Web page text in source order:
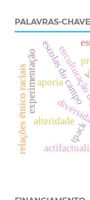
PALAVRAS-CHAVE
tpack
alteridade
relações étnico raciaisescolas do campo
experimentaçãoaporia